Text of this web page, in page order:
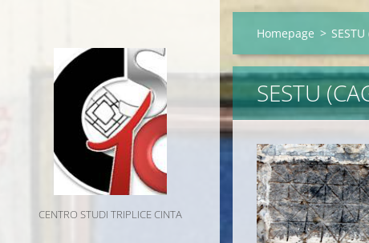
CENTRO STUDI TRIPLICE CINTA
Homepage >
SESTU